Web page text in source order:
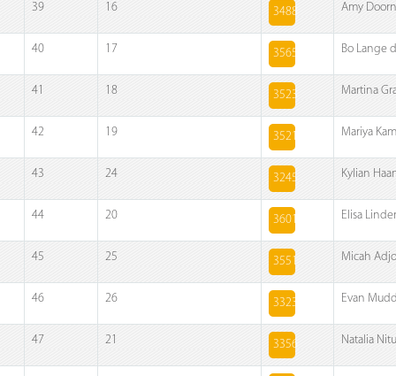
39 16 3488 Amy
40 17 3565 Bo Lange
41 18 3523 Martina
42 19 3521 Mariya
43 24 3245 Kylian
44 20 3601 Elisa
45 25 3551 Micah
46 26 3323 Evan
47 21 3356 Natalia Nitu